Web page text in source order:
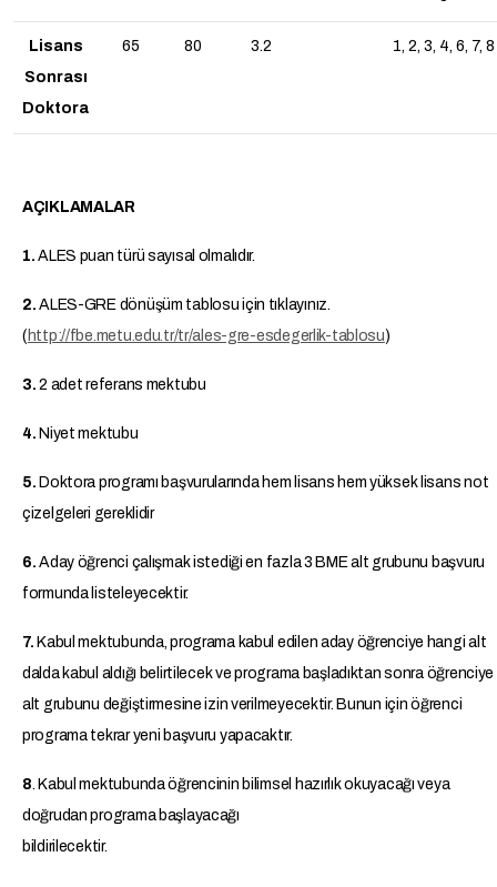
Lisans
Sonrası
Doktora
65 80 3.2 1, 2, 3, 4, 6, 7, 8
AÇIKLAMALAR
1. ALES puan türü sayısal olmalıdır.
2. ALES-GRE dönüşüm tablosu için tıklayınız.
( http://fbe.metu.edu.tr/tr/ales-gre-esdegerlik-tablosu)
3. 2 adet referans mektubu
4. Niyet mektubu
5. Doktora programı başvurularında hem lisans hem yüksek lisans not
çizelgeleri gereklidir
6. Aday öğrenci çalışmak istediği en fazla 3 BME alt grubunu başvuru
formunda listeleyecektir.
7. Kabul mektubunda, programa kabul edilen aday öğrenciye hangi alt
dalda kabul aldığı belirtilecek ve programa başladıktan sonra öğrenciye
alt grubunu değiştirmesine izin verilmeyecektir. Bunun için öğrenci
programa tekrar yeni başvuru yapacaktır.
8. Kabul mektubunda öğrencinin bilimsel hazırlık okuyacağı veya
doğrudan programa başlayacağı
bildirilecektir.